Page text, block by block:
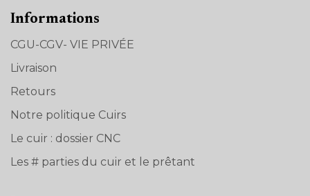
Informations
CGU-CGV- VIE PRIVÉE
Livraison
Retours
Notre politique Cuirs
Le cuir : dossier CNC
Les # parties du cuir et le prêtant